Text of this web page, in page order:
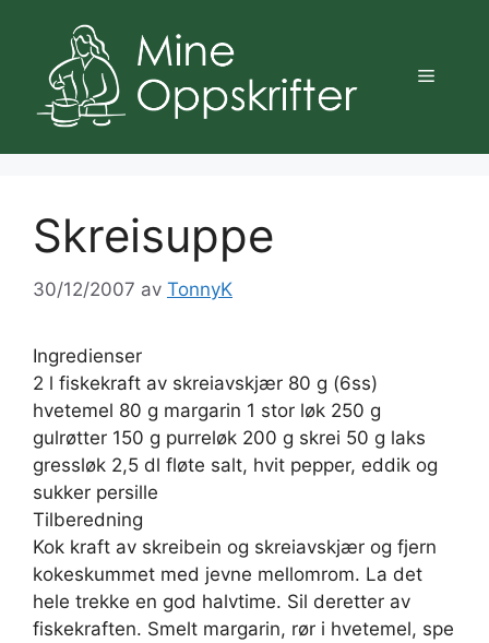
innhold
Meny
Skreisuppe
30/12/2007 av TonnyK
Ingredienser
2 l fiskekraft av skreiavskjær 80 g (6ss)
hvetemel 80 g margarin 1 stor løk 250 g
gulrøtter 150 g purreløk 200 g skrei 50 g laks
gressløk 2,5 dl fløte salt, hvit pepper, eddik og
sukker persille
Tilberedning
Kok kraft av skreibein og skreiavskjær og fjern
kokeskummet med jevne mellomrom. La det
hele trekke en god halvtime. Sil deretter av
fiskekraften. Smelt margarin, rør i hvetemel, spe